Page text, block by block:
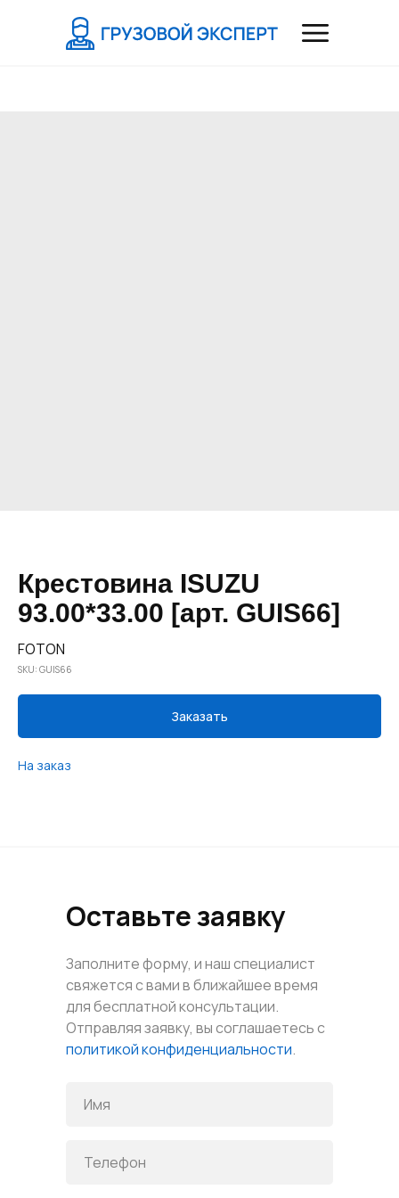
Крестовина ISUZU
93.00*33.00 [арт. GUIS66]
FOTON
SKU: GUIS66
Заказать
На заказ
Оставьте заявку
Заполните форму, и наш специалист
свяжется с вами в ближайшее время
для бесплатной консультации.
Отправляя заявку, вы соглашаетесь с
политикой конфиденциальности.